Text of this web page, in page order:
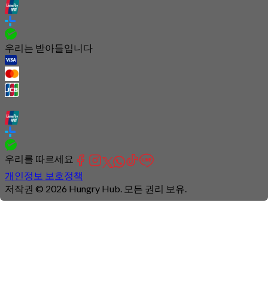
우리는 받아들입니다
우리를 따르세요
개인정보 보호정책
저작권 © 2026 Hungry Hub. 모든 권리 보유.
Connection